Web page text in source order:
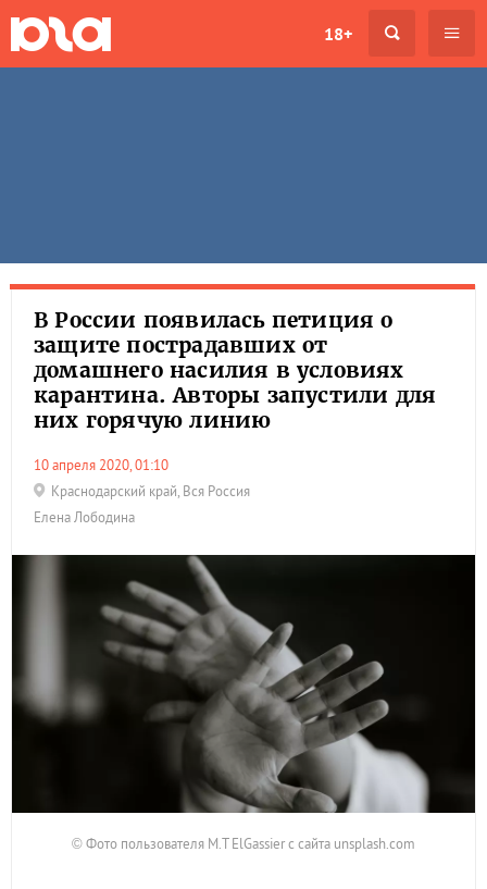
18+
В России появилась петиция о
защите пострадавших от
домашнего насилия в условиях
карантина. Авторы запустили для
них горячую линию
10 апреля 2020, 01:10
Краснодарский край, Вся Россия
Елена Лободина
© Фото пользователя M.T ElGassier с сайта unsplash.com